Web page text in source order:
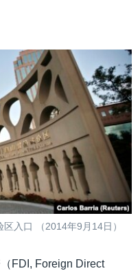
入口 （2014年9月14日）
FDI, Foreign Direct